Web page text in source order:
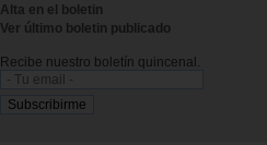
Alta en el boletin
Ver último boletin publicado
Recibe nuestro boletín quincenal.